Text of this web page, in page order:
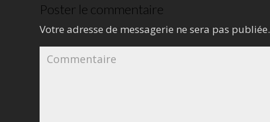
Poster le commentaire
Votre adresse de messagerie ne sera pas publiée.